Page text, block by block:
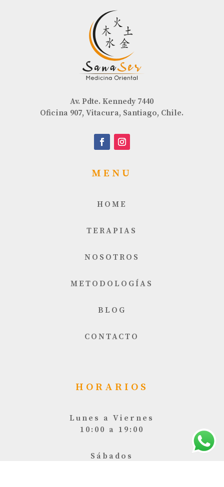
Av. Pdte. Kennedy 7440
Oficina 907, Vitacura, Santiago, Chile.
MENU
HOME
TERAPIAS
NOSOTROS
METODOLOGÍAS
BLOG
CONTACTO
HORARIOS
Lunes a Viernes
10:00 a 19:00
Sábados